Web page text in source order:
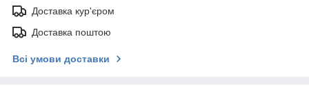
Доставка кур'єром
Доставка поштою
Всі умови доставки